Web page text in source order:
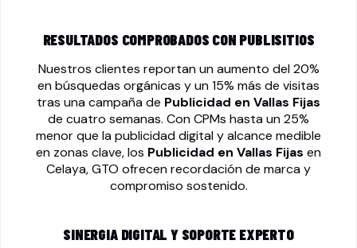
RESULTADOS COMPROBADOS CON PUBLISITIOS
Nuestros clientes reportan un aumento del 20%
en búsquedas orgánicas y un 15% más de visitas
tras una campaña de Publicidad en Vallas Fijas
de cuatro semanas. Con CPMs hasta un 25%
menor que la publicidad digital y alcance medible
en zonas clave, los Publicidad en Vallas Fijas en
Celaya, GTO ofrecen recordación de marca y
compromiso sostenido.
SINERGIA DIGITAL Y SOPORTE EXPERTO